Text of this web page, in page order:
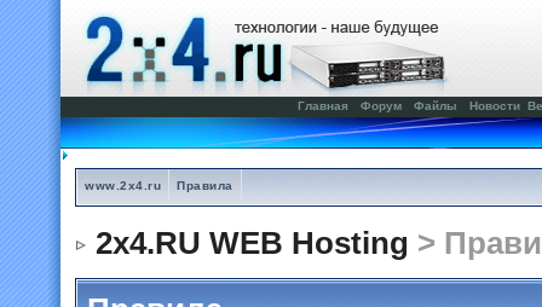
Главная Форум Файлы Новости
www.2x4.ru Правила
2x4.RU WEB Hosting >